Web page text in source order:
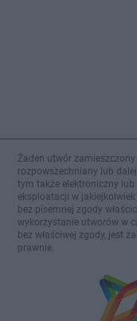
Żaden utwór
rozpowszechniany lub
tym także elektroniczny
eksploatacji w
bez pisemnej zgody
wykorzystanie utworów w
bez właściwej zgody, jest
prawnie.